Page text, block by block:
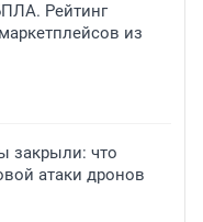
Рейтинг
из
закрыли: что
атаки дронов